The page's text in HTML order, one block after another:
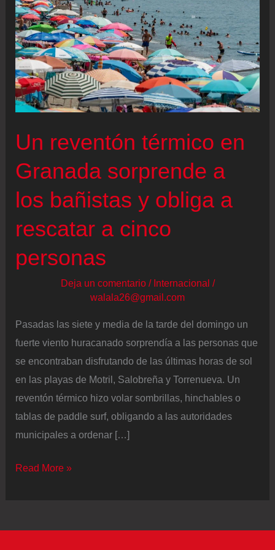
Un reventón térmico en
Granada sorprende a
los bañistas y obliga a
rescatar a cinco
personas
Deja un comentario / Internacional /
walala26@gmail.com
Pasadas las siete y media de la tarde del domingo un
fuerte viento huracanado sorprendía a las personas que
se encontraban disfrutando de las últimas horas de sol
en las playas de Motril, Salobreña y Torrenueva. Un
reventón térmico hizo volar sombrillas, hinchables o
tablas de paddle surf, obligando a las autoridades
municipales a ordenar […]
Un
Read More »